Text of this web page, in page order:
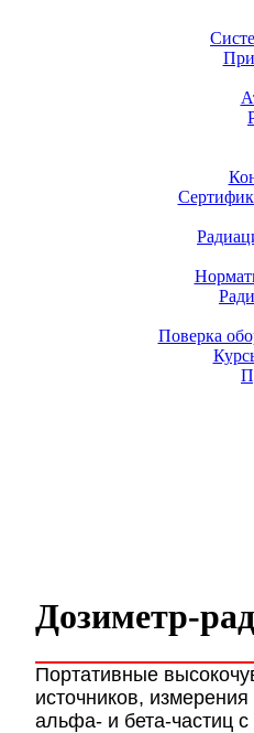
Поверка
Дозиметр-
Портативные
источников,
альфа- и бета-частиц